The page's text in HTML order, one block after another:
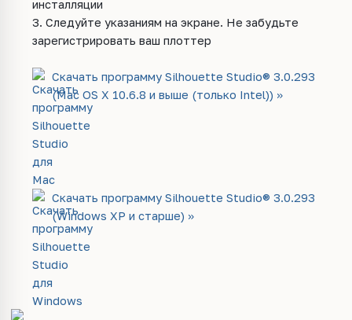
инсталляции
3. Следуйте указаниям на экране. Не забудьте
зарегистрировать ваш плоттер
Скачать программу Silhouette Studio® 3.0.293
(Mac OS X 10.6.8 и выше (только Intel)) >>
Скачать программу Silhouette Studio® 3.0.293
(Windows XP и старше) >>